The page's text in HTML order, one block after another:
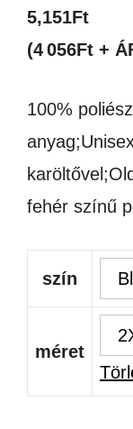
5,151Ft
(4 056Ft +
100%
fehér színű
szín
méret